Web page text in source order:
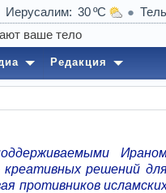
Иерусалим 30
Редакция
решений
противников